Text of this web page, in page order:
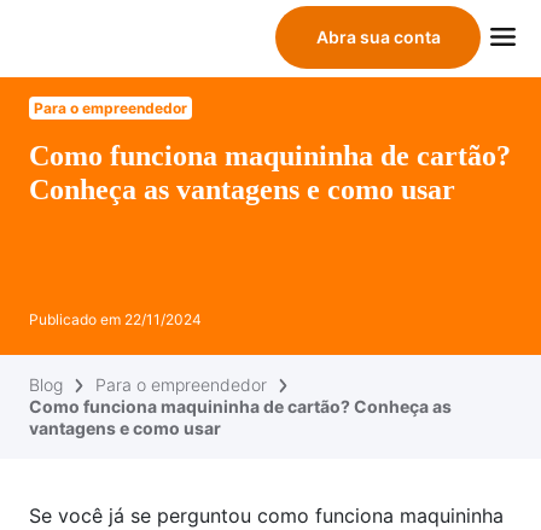
Abra sua conta
Para o empreendedor
Como funciona maquininha de cartão?
Conheça as vantagens e como usar
Publicado em 22/11/2024
Blog
Para o empreendedor
Como funciona maquininha de cartão? Conheça as
vantagens e como usar
Se você já se perguntou como funciona maquininha